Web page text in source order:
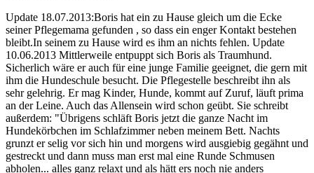
Update 18.07.2013:Boris hat ein zu Hause gleich um die Ecke
seiner Pflegemama gefunden , so dass ein enger Kontakt bestehen
bleibt.In seinem zu Hause wird es ihm an nichts fehlen. Update
10.06.2013 Mittlerweile entpuppt sich Boris als Traumhund.
Sicherlich wäre er auch für eine junge Familie geeignet, die gern mit
ihm die Hundeschule besucht. Die Pflegestelle beschreibt ihn als
sehr gelehrig. Er mag Kinder, Hunde, kommt auf Zuruf, läuft prima
an der Leine. Auch das Allensein wird schon geübt. Sie schreibt
außerdem: "Übrigens schläft Boris jetzt die ganze Nacht im
Hundekörbchen im Schlafzimmer neben meinem Bett. Nachts
grunzt er selig vor sich hin und morgens wird ausgiebig gegähnt und
gestreckt und dann muss man erst mal eine Runde Schmusen
abholen... alles ganz relaxt und als hätt ers noch nie anders